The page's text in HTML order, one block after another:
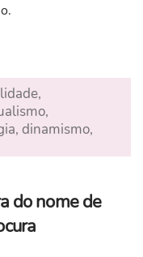
dinamismo,
do nome de